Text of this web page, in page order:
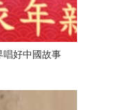
唱好中國故事